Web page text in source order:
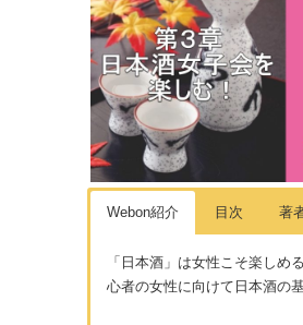
Webon紹介 目次 著
「日本酒」は女性こそ楽し
心者の女性に向けて日本酒の